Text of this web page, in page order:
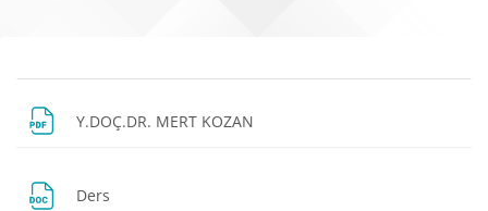
Bloklar
Bölüm anahatları
Y.DOÇ.DR. MERT KOZAN
Ders